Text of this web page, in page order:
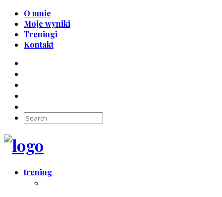
O mnie
Moje wyniki
Treningi
Kontakt
trening